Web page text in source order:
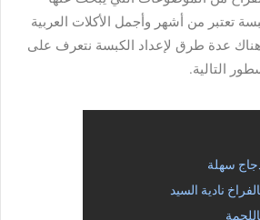
تعتبر من أشهر وأجمل الأكلات العربية
وهناك عدة طرق لإعداد الكبسة نتعرف على
التالية.
سهلة
نادية السيد